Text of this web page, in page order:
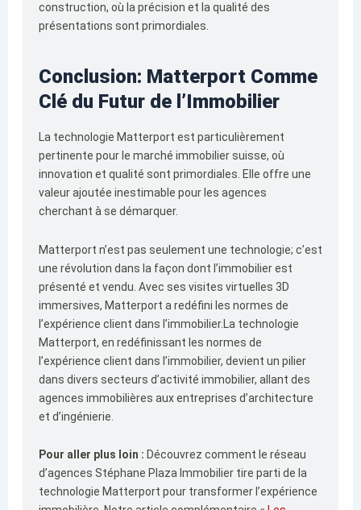
construction, où la précision et la qualité des
présentations sont primordiales.
Conclusion: Matterport Comme
Clé du Futur de l’Immobilier
La technologie Matterport est particulièrement
pertinente pour le marché immobilier suisse, où
innovation et qualité sont primordiales. Elle offre une
valeur ajoutée inestimable pour les agences
cherchant à se démarquer.
Matterport n’est pas seulement une technologie; c’est
une révolution dans la façon dont l’immobilier est
présenté et vendu. Avec ses visites virtuelles 3D
immersives, Matterport a redéfini les normes de
l’expérience client dans l’immobilier.La technologie
Matterport, en redéfinissant les normes de
l’expérience client dans l’immobilier, devient un pilier
dans divers secteurs d’activité immobilier, allant des
agences immobilières aux entreprises d’architecture
et d’ingénierie.
Pour aller plus loin : Découvrez comment le réseau
d’agences Stéphane Plaza Immobilier tire parti de la
technologie Matterport pour transformer l’expérience